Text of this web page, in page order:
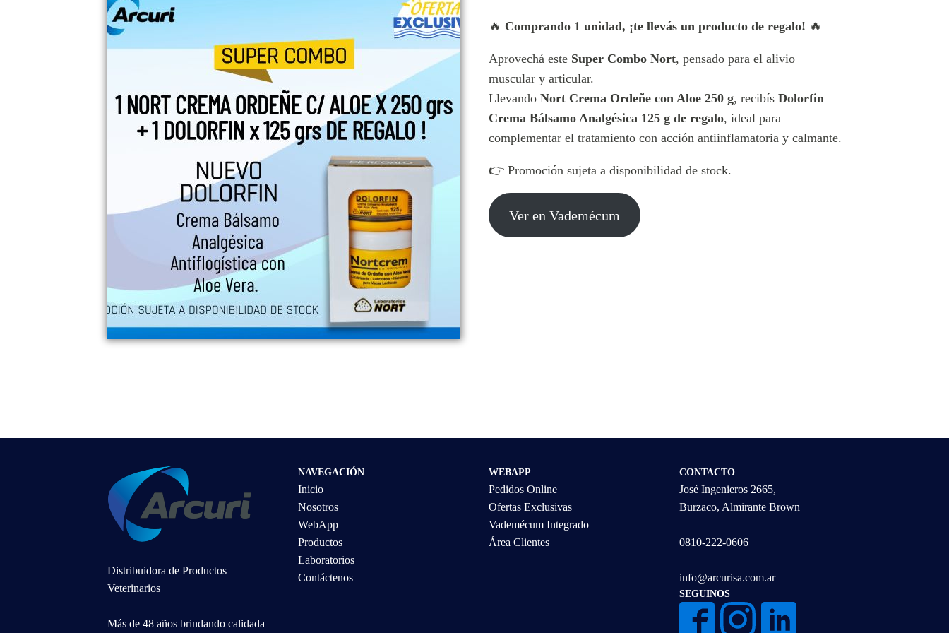
🔥 Comprando 1 unidad, ¡te llevás un producto de regalo! 🔥
Aprovechá este Super Combo Nort, pensado para el alivio
muscular y articular.
Llevando Nort Crema Ordeñe con Aloe 250 g, recibís Dolorfin
Crema Bálsamo Analgésica 125 g de regalo, ideal para
complementar el tratamiento con acción antiinflamatoria y calmante.
👉 Promoción sujeta a disponibilidad de stock.
Ver en Vademécum
Distribuidora de Productos
Veterinarios
Más de 48 años brindando calidada
NAVEGACIÓN
Inicio
Nosotros
WebApp
Productos
Laboratorios
Contáctenos
WEBAPP
Pedidos Online
Ofertas Exclusivas
Vademécum Integrado
Área Clientes
CONTACTO
José Ingenieros 2665,
Burzaco, Almirante Brown
0810-222-0606
info@arcurisa.com.ar
SEGUINOS